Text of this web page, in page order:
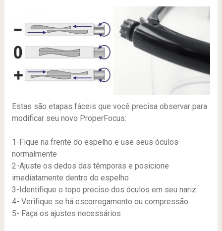
Estas são etapas fáceis que você precisa observar para
modificar seu novo ProperFocus:
1-Fique na frente do espelho e use seus óculos
normalmente
2-Ajuste os dedos das têmporas e posicione
imediatamente dentro do espelho
3-Identifique o topo preciso dos óculos em seu nariz
4- Verifique se há escorregamento ou compressão
5- Faça os ajustes necessários